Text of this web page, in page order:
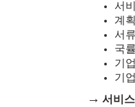
서
계
서
국
기
기
→ 서비